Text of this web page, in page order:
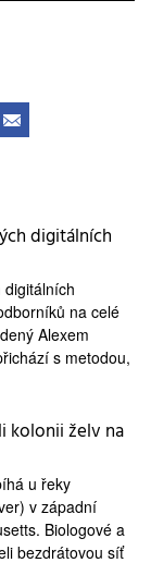
digitálních
digitálních
na celé
Alexem
s metodou,
kolonii želv na
u řeky
v západní
Biologové a
bezdrátovou síť